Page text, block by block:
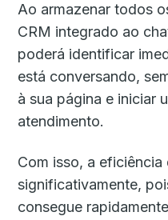
Ao armazenar todos
CRM integrado ao
poderá identificar
está conversando,
à sua página e iniciar
atendimento.
Com isso, a
significativamente,
consegue